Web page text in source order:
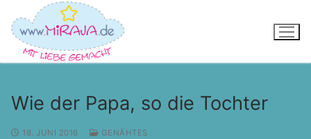
Inhalt
springen
Wie der Papa, so die Tochter
18. JUNI 2016 GENÄHTES